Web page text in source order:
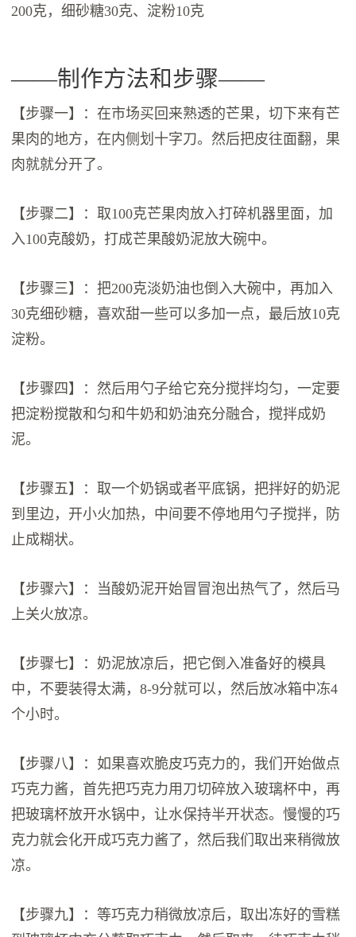
200克，细砂糖30克、淀粉10克
——制作方法和步骤——
【步骤一】：在市场买回来熟透的芒果，切下来有芒
果肉的地方，在内侧划十字刀。然后把皮往面翻，果
肉就就分开了。
【步骤二】：取100克芒果肉放入打碎机器里面，加
入100克酸奶，打成芒果酸奶泥放大碗中。
【步骤三】：把200克淡奶油也倒入大碗中，再加入
30克细砂糖，喜欢甜一些可以多加一点，最后放10克
淀粉。
【步骤四】：然后用勺子给它充分搅拌均匀，一定要
把淀粉搅散和匀和牛奶和奶油充分融合，搅拌成奶
泥。
【步骤五】：取一个奶锅或者平底锅，把拌好的奶泥
到里边，开小火加热，中间要不停地用勺子搅拌，防
止成糊状。
【步骤六】：当酸奶泥开始冒冒泡出热气了，然后马
上关火放凉。
【步骤七】：奶泥放凉后，把它倒入准备好的模具
中，不要装得太满，8-9分就可以，然后放冰箱中冻4
个小时。
【步骤八】：如果喜欢脆皮巧克力的，我们开始做点
巧克力酱，首先把巧克力用刀切碎放入玻璃杯中，再
把玻璃杯放开水锅中，让水保持半开状态。慢慢的巧
克力就会化开成巧克力酱了，然后我们取出来稍微放
凉。
【步骤九】：等巧克力稍微放凉后，取出冻好的雪糕